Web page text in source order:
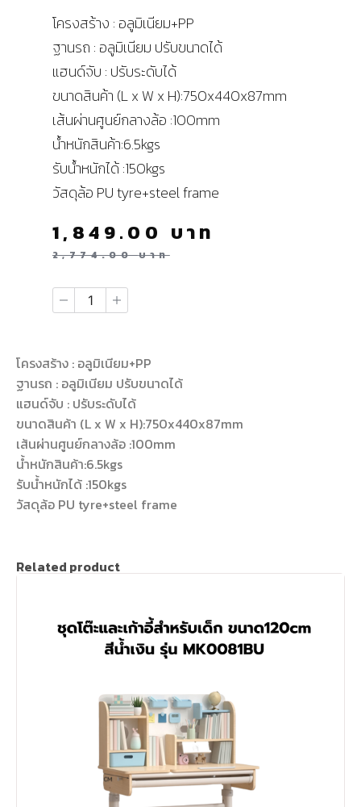
โครงสร้าง : อลูมิเนียม+PP
ฐานรถ : อลูมิเนียม ปรับขนาดได้
แฮนด์จับ : ปรับระดับได้
ขนาดสินค้า (L x W x H):750x440x87mm
เส้นผ่านศูนย์กลางล้อ :100mm
น้ำหนักสินค้า:6.5kgs
รับน้ำหนักได้ :150kgs
วัสดุล้อ PU tyre+steel frame
2,774.00บาท
1,849.00 บาท
โครงสร้าง : อลูมิเนียม+PP
ฐานรถ : อลูมิเนียม ปรับขนาดได้
แฮนด์จับ : ปรับระดับได้
ขนาดสินค้า (L x W x H):750x440x87mm
เส้นผ่านศูนย์กลางล้อ :100mm
น้ำหนักสินค้า:6.5kgs
รับน้ำหนักได้ :150kgs
วัสดุล้อ PU tyre+steel frame
Related product